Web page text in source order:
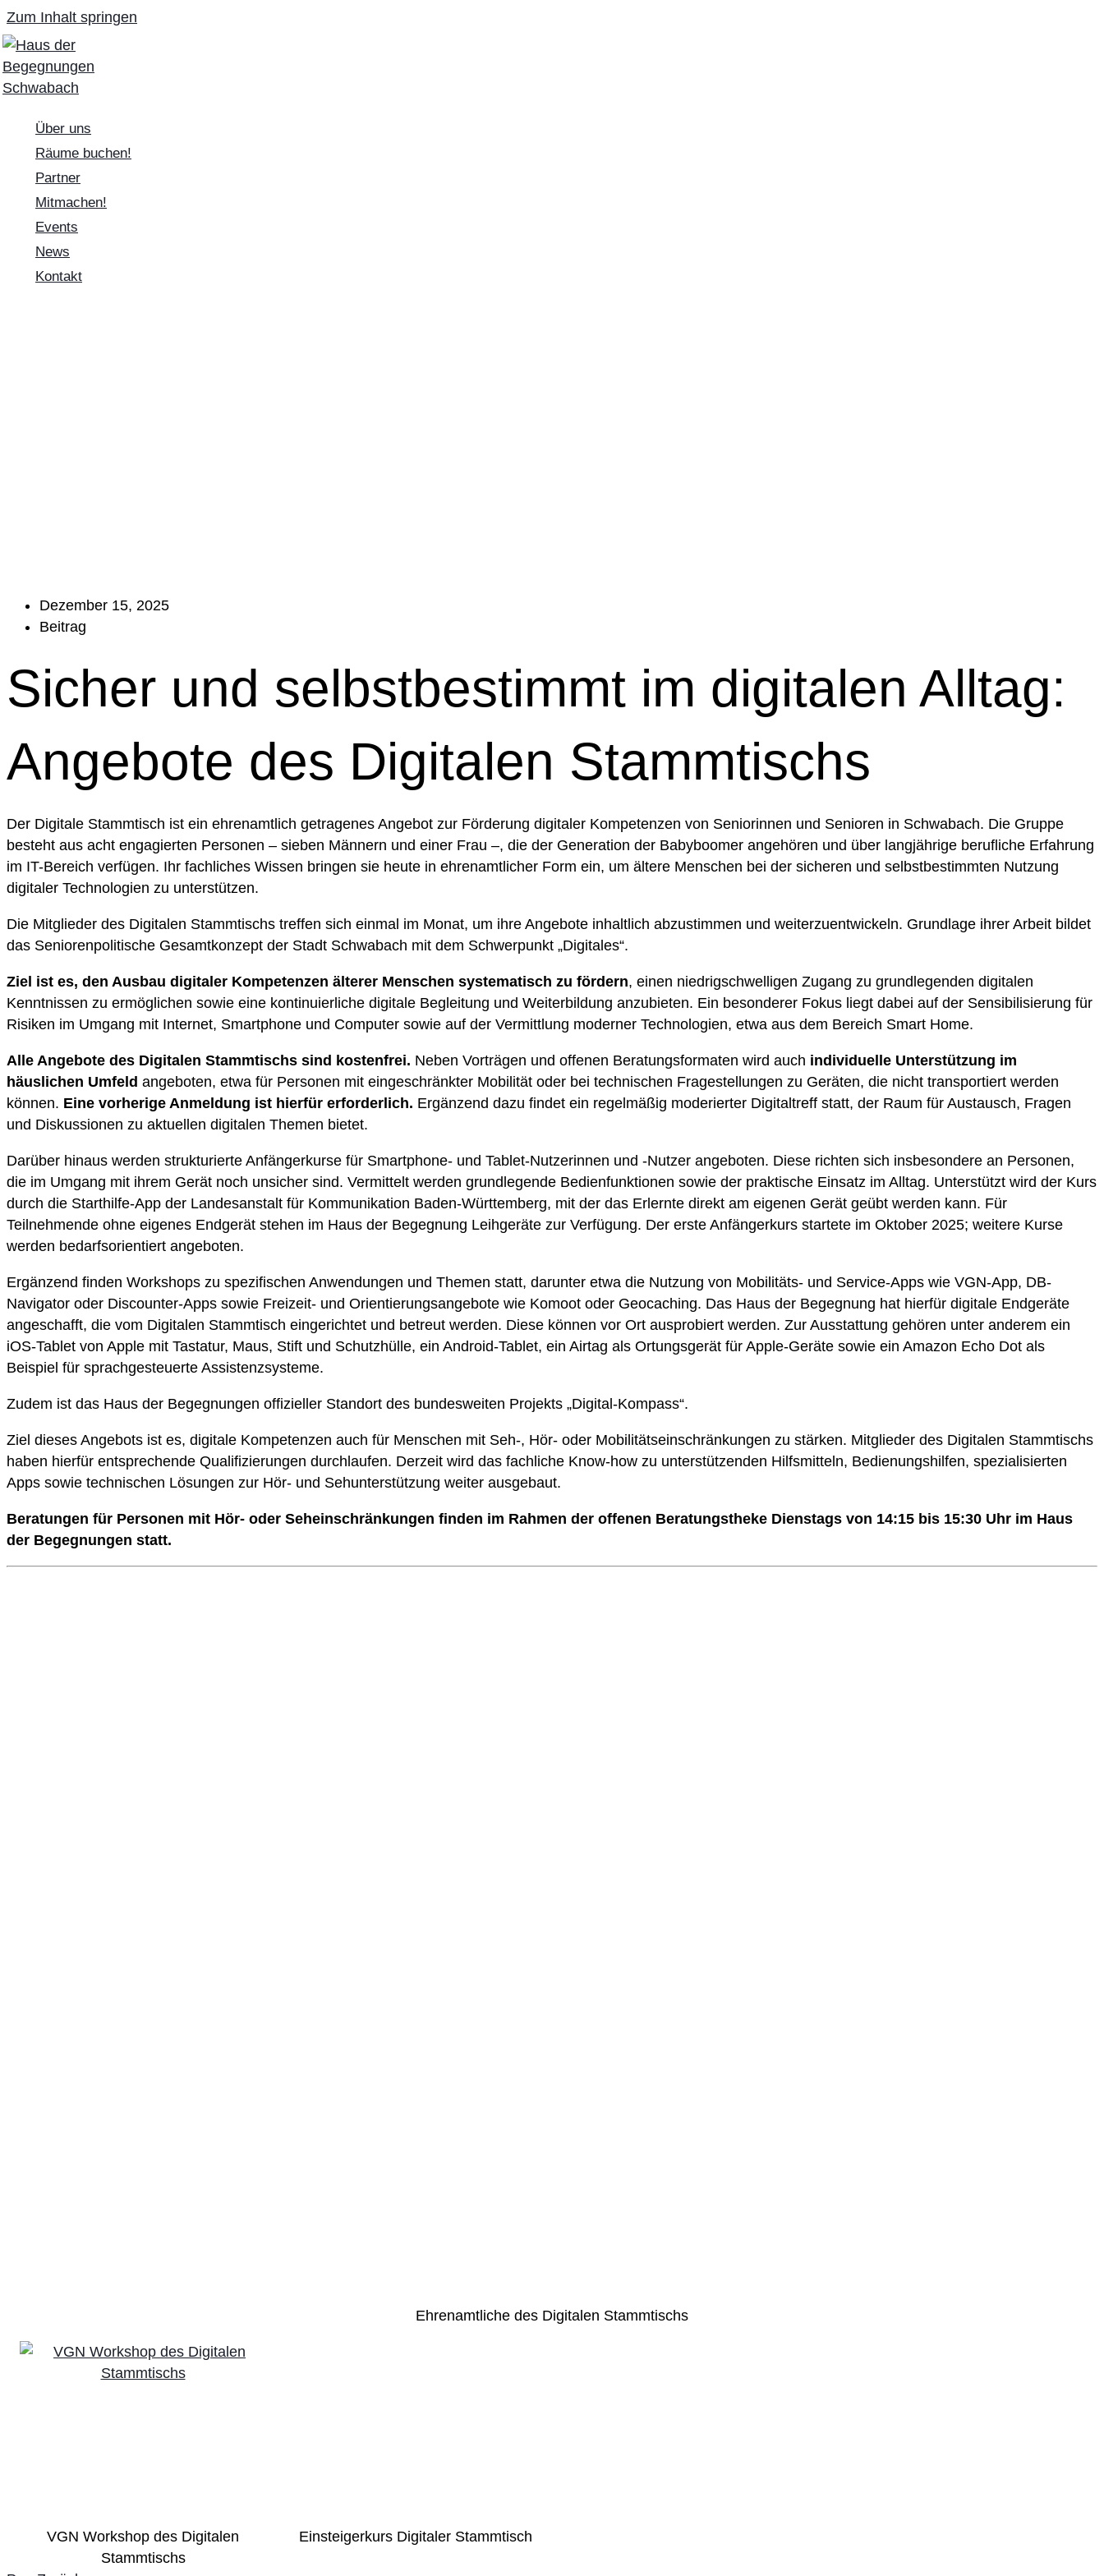
Zum Inhalt springen
Über uns
Räume buchen!
Partner
Mitmachen!
Events
News
Kontakt
Dezember 15, 2025
Beitrag
Sicher und selbstbestimmt im digitalen Alltag:
Angebote des Digitalen Stammtischs
Der Digitale Stammtisch ist ein ehrenamtlich getragenes Angebot zur Förderung digitaler Kompetenzen von Seniorinnen und Senioren in Schwabach. Die Gruppe
besteht aus acht engagierten Personen – sieben Männern und einer Frau –, die der Generation der Babyboomer angehören und über langjährige berufliche Erfahrung
im IT-Bereich verfügen. Ihr fachliches Wissen bringen sie heute in ehrenamtlicher Form ein, um ältere Menschen bei der sicheren und selbstbestimmten Nutzung
digitaler Technologien zu unterstützen.
Die Mitglieder des Digitalen Stammtischs treffen sich einmal im Monat, um ihre Angebote inhaltlich abzustimmen und weiterzuentwickeln. Grundlage ihrer Arbeit bildet
das Seniorenpolitische Gesamtkonzept der Stadt Schwabach mit dem Schwerpunkt „Digitales“.
Ziel ist es, den Ausbau digitaler Kompetenzen älterer Menschen systematisch zu fördern, einen niedrigschwelligen Zugang zu grundlegenden digitalen
Kenntnissen zu ermöglichen sowie eine kontinuierliche digitale Begleitung und Weiterbildung anzubieten. Ein besonderer Fokus liegt dabei auf der Sensibilisierung für
Risiken im Umgang mit Internet, Smartphone und Computer sowie auf der Vermittlung moderner Technologien, etwa aus dem Bereich Smart Home.
Alle Angebote des Digitalen Stammtischs sind kostenfrei. Neben Vorträgen und offenen Beratungsformaten wird auch individuelle Unterstützung im
häuslichen Umfeld angeboten, etwa für Personen mit eingeschränkter Mobilität oder bei technischen Fragestellungen zu Geräten, die nicht transportiert werden
können. Eine vorherige Anmeldung ist hierfür erforderlich. Ergänzend dazu findet ein regelmäßig moderierter Digitaltreff statt, der Raum für Austausch, Fragen
und Diskussionen zu aktuellen digitalen Themen bietet.
Darüber hinaus werden strukturierte Anfängerkurse für Smartphone- und Tablet-Nutzerinnen und -Nutzer angeboten. Diese richten sich insbesondere an Personen,
die im Umgang mit ihrem Gerät noch unsicher sind. Vermittelt werden grundlegende Bedienfunktionen sowie der praktische Einsatz im Alltag. Unterstützt wird der Kurs
durch die Starthilfe-App der Landesanstalt für Kommunikation Baden-Württemberg, mit der das Erlernte direkt am eigenen Gerät geübt werden kann. Für
Teilnehmende ohne eigenes Endgerät stehen im Haus der Begegnung Leihgeräte zur Verfügung. Der erste Anfängerkurs startete im Oktober 2025; weitere Kurse
werden bedarfsorientiert angeboten.
Ergänzend finden Workshops zu spezifischen Anwendungen und Themen statt, darunter etwa die Nutzung von Mobilitäts- und Service-Apps wie VGN-App, DB-
Navigator oder Discounter-Apps sowie Freizeit- und Orientierungsangebote wie Komoot oder Geocaching. Das Haus der Begegnung hat hierfür digitale Endgeräte
angeschafft, die vom Digitalen Stammtisch eingerichtet und betreut werden. Diese können vor Ort ausprobiert werden. Zur Ausstattung gehören unter anderem ein
iOS-Tablet von Apple mit Tastatur, Maus, Stift und Schutzhülle, ein Android-Tablet, ein Airtag als Ortungsgerät für Apple-Geräte sowie ein Amazon Echo Dot als
Beispiel für sprachgesteuerte Assistenzsysteme.
Zudem ist das Haus der Begegnungen offizieller Standort des bundesweiten Projekts „Digital-Kompass“.
Ziel dieses Angebots ist es, digitale Kompetenzen auch für Menschen mit Seh-, Hör- oder Mobilitätseinschränkungen zu stärken. Mitglieder des Digitalen Stammtischs
haben hierfür entsprechende Qualifizierungen durchlaufen. Derzeit wird das fachliche Know-how zu unterstützenden Hilfsmitteln, Bedienungshilfen, spezialisierten
Apps sowie technischen Lösungen zur Hör- und Sehunterstützung weiter ausgebaut.
Beratungen für Personen mit Hör- oder Seheinschränkungen finden im Rahmen der offenen Beratungstheke Dienstags von 14:15 bis 15:30 Uhr im Haus
der Begegnungen statt.
Ehrenamtliche des Digitalen Stammtischs
VGN Workshop des Digitalen
Stammtischs
Einsteigerkurs Digitaler Stammtisch